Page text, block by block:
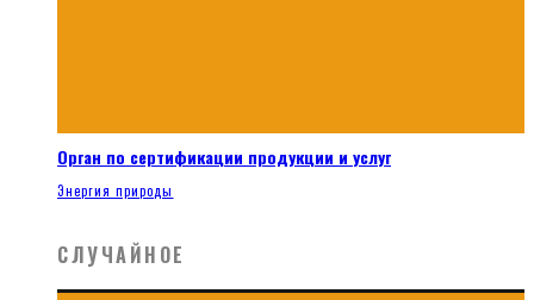
Орган по сертификации продукции и услуг
Энергия природы
СЛУЧАЙНОЕ